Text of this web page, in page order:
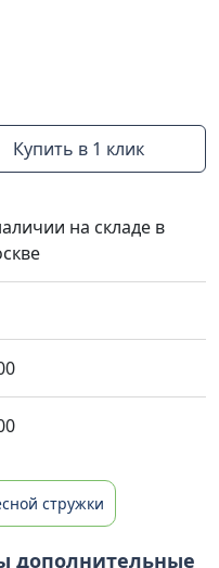
Купить в 1 клик
на складе в
стружки
дополнительные